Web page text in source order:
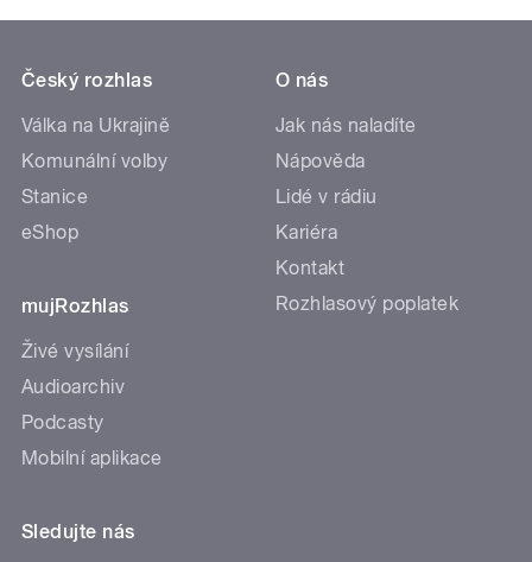
Český rozhlas
Válka na Ukrajině
Komunální volby
Stanice
eShop
mujRozhlas
Živé vysílání
Audioarchiv
Podcasty
Mobilní aplikace
O nás
Jak nás naladíte
Nápověda
Lidé v rádiu
Kariéra
Kontakt
Rozhlasový poplatek
Sledujte nás